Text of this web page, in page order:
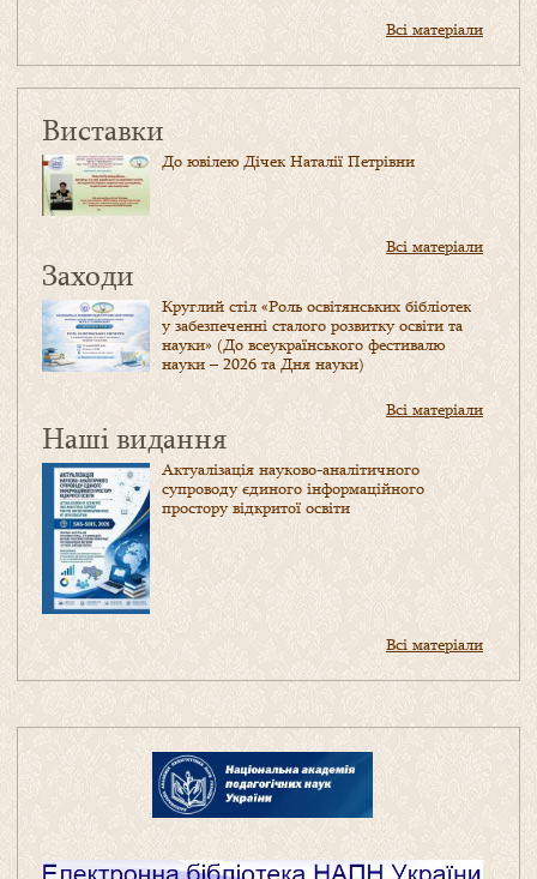
Всі матеріали
Виставки
До ювілею Дічек Наталії Петрівни
Всі матеріали
Заходи
Круглий стіл «Роль освітянських бібліотек
у забезпеченні сталого розвитку освіти та
науки» (До всеукраїнського фестивалю
науки – 2026 та Дня науки)
Всі матеріали
Наші видання
Актуалізація науково-аналітичного
супроводу єдиного інформаційного
простору відкритої освіти
Всі матеріали